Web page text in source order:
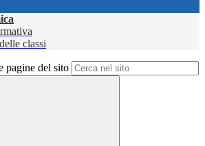
classi
pagine del sito